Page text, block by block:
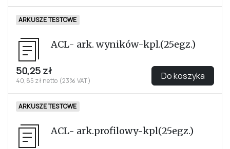
553,07 zł
526,73 zł netto ( 5% VAT)
ARKUSZE TESTOWE
ACL- ark. odp.kpl (25 egz.)
50,25 zł
40,85 zł netto (23% VAT)
ARKUSZE TESTOWE